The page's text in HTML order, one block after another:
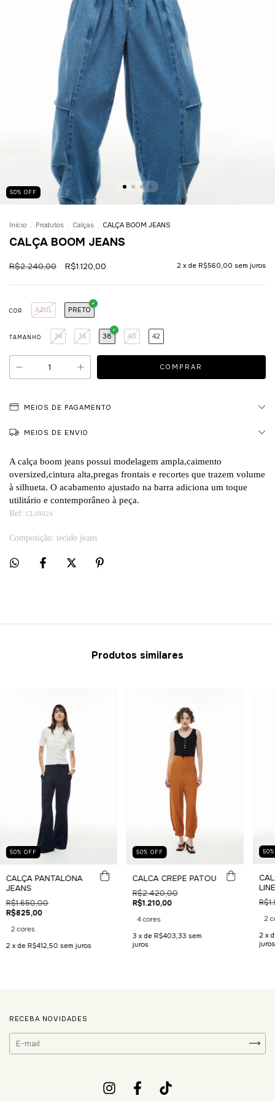
50% OFF
Início . Produtos . Calças . CALÇA BOOM JEANS
CALÇA BOOM JEANS
R$2.240,00 R$1.120,00 2 x de R$560,00 sem juros
COR AZUL PRETO
TAMANHO 34 36 38 40 42
MEIOS DE PAGAMENTO
MEIOS DE ENVIO
A calça boom jeans possui modelagem ampla,caimento
oversized,cintura alta,pregas frontais e recortes que trazem volume
à silhueta. O acabamento ajustado na barra adiciona um toque
utilitário e contemporâneo à peça.
Ref: CL00024
Composição: tecido jeans
Produtos similares
50% OFF
CALÇA PANTALONA
JEANS
R$1.650,00
R$825,00
2 cores
2 x de R$412,50 sem juros
50% OFF
CALCA CREPE PATOU
R$2.420,00
R$1.210,00
4 cores
3 x de R$403,33 sem
juros
50
2
2 x
juros
RECEBA NOVIDADES